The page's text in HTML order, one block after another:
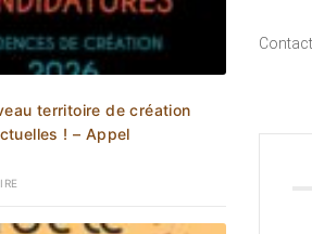
territoire de création
! – Appel